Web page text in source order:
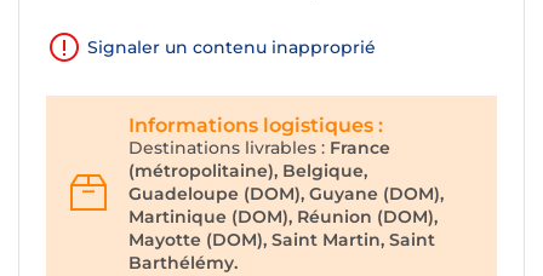
Signaler un contenu inapproprié
Informations logistiques :
Destinations livrables : France
(métropolitaine), Belgique,
Guadeloupe (DOM), Guyane (DOM),
Martinique (DOM), Réunion (DOM),
Mayotte (DOM), Saint Martin, Saint
Barthélémy.